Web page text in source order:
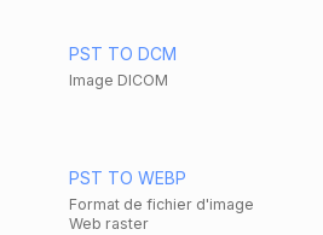
PST TO DCM
Image DICOM
PST TO WEBP
Format de fichier d'image
Web raster